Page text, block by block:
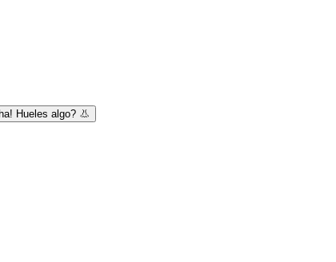
Hueles algo? 👃